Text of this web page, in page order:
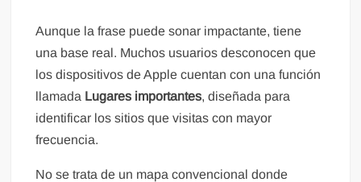
Aunque la frase puede sonar impactante, tiene
una base real. Muchos usuarios desconocen que
los dispositivos de Apple cuentan con una función
llamada Lugares importantes, diseñada para
identificar los sitios que visitas con mayor
frecuencia.
No se trata de un mapa convencional donde